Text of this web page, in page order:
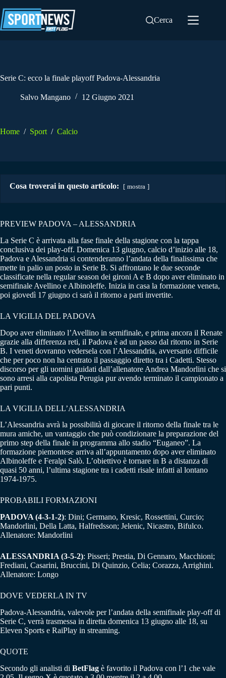
al
contenuto
Cerca
Serie C: ecco la finale playoff Padova-Alessandria
Salvo Mangano 12 Giugno 2021
Home / Sport / Calcio
Cosa troverai in questo articolo: mostra
PREVIEW PADOVA – ALESSANDRIA
La Serie C è arrivata alla fase finale della stagione con la tappa
conclusiva dei play-off. Domenica 13 giugno, calcio d’inizio alle 18,
Padova e Alessandria si contenderanno l’andata della finalissima che
mette in palio un posto in Serie B. Si affrontano le due seconde
classificate nella regular season dei gironi A e B dopo aver eliminato in
semifinale Avellino e Albinoleffe. Inizia in casa la formazione veneta,
poi giovedì 17 giugno ci sarà il ritorno a parti invertite.
LA VIGILIA DEL PADOVA
Dopo aver eliminato l’Avellino in semifinale, e prima ancora il Renate
grazie alla differenza reti, il Padova è ad un passo dal ritorno in Serie
B. I veneti dovranno vedersela con l’Alessandria, avversario difficile
che per poco non ha centrato il passaggio diretto tra i Cadetti. Stesso
discorso per gli uomini guidati dall’allenatore Andrea Mandorlini che si
sono arresi alla capolista Perugia pur avendo terminato il campionato a
pari punti.
LA VIGILIA DELL’ALESSANDRIA
L’Alessandria avrà la possibilità di giocare il ritorno della finale tra le
mura amiche, un vantaggio che può condizionare la preparazione del
primo step della finale in programma allo stadio “Euganeo”. La
formazione piemontese arriva all’appuntamento dopo aver eliminato
Albinoleffe e Feralpi Salò. L’obiettivo è tornare in B a distanza di
quasi 50 anni, l’ultima stagione tra i cadetti risale infatti al lontano
1974-1975.
PROBABILI FORMAZIONI
PADOVA (4-3-1-2): Dini; Germano, Kresic, Rossettini, Curcio;
Mandorlini, Della Latta, Halfredsson; Jelenic, Nicastro, Bifulco.
Allenatore: Mandorlini
ALESSANDRIA (3-5-2): Pisseri; Prestia, Di Gennaro, Macchioni;
Frediani, Casarini, Bruccini, Di Quinzio, Celia; Corazza, Arrighini.
Allenatore: Longo
DOVE VEDERLA IN TV
Padova-Alessandria, valevole per l’andata della semifinale play-off di
Serie C, verrà trasmessa in diretta domenica 13 giugno alle 18, su
Eleven Sports e RaiPlay in streaming.
QUOTE
Secondo gli analisti di BetFlag è favorito il Padova con l’1 che vale